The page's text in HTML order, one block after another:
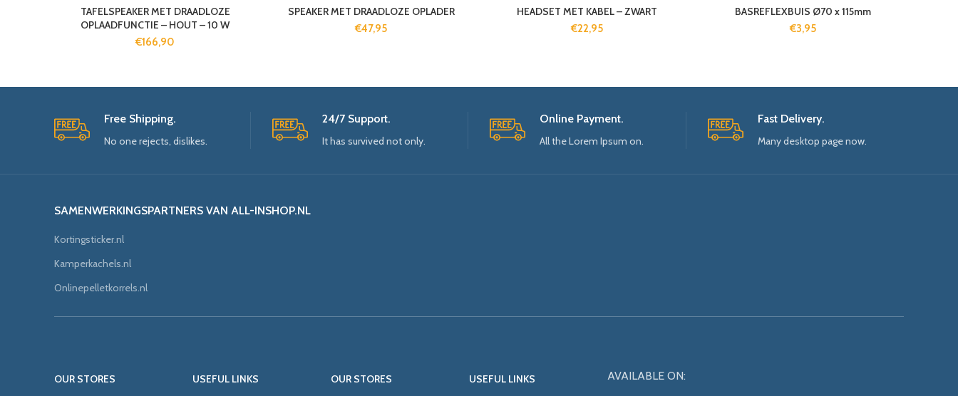
TAFELSPEAKER MET DRAADLOZE
OPLAADFUNCTIE – HOUT – 10 W
€166,90
SPEAKER MET DRAADLOZE OPLADER
€47,95
HEADSET MET KABEL – ZWART
€22,95
BASREFLEXBUIS Ø70 x 115mm
€3,95
Free Shipping.
No one rejects, dislikes.
24/7 Support.
It has survived not only.
Online Payment.
All the Lorem Ipsum on.
Fast Delivery.
Many desktop page now.
SAMENWERKINGSPARTNERS VAN ALL-INSHOP.NL
Kortingsticker.nl
Kamperkachels.nl
Onlinepelletkorrels.nl
OUR STORES
USEFUL LINKS
OUR STORES
USEFUL LINKS
AVAILABLE ON: